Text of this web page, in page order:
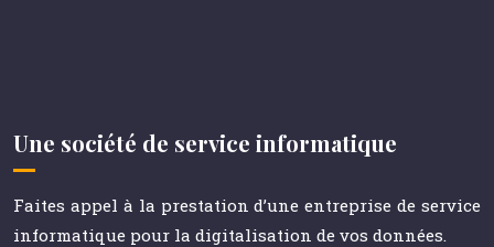
Une société de service informatique
Faites appel à la prestation d’une entreprise de service
informatique pour la digitalisation de vos données.